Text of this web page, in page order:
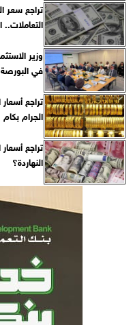
وزير
في البورصة
تراجع
الجرام بكام
تراجع
النهاردة؟